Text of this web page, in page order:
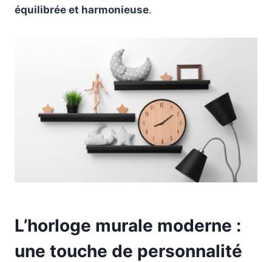
équilibrée et harmonieuse.
L’horloge murale moderne :
une touche de personnalité